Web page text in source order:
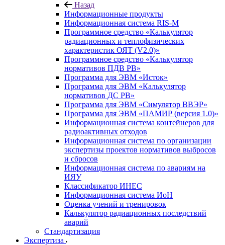
Назад
Информационные продукты
Информационная система RIS-M
Программное средство «Калькулятор
радиационных и теплофизических
характеристик ОЯТ (V2.0)»
Программное средство «Калькулятор
нормативов ПДВ РВ»
Программа для ЭВМ «Исток»
Программа для ЭВМ «Калькулятор
нормативов ДС РВ»
Программа для ЭВМ «Симулятор ВВЭР»
Программа для ЭВМ «ПАМИР (версия 1.0)»
Информационная система контейнеров для
радиоактивных отходов
Информационная система по организации
экспертизы проектов нормативов выбросов
и сбросов
Информационная система по авариям на
ИЯУ
Классификатор ИНЕС
Информационная система ИоН
Оценка учений и тренировок
Калькулятор радиационных последствий
аварий
Стандартизация
Экспертиза